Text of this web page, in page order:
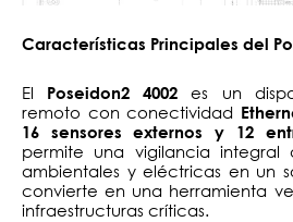
Características Principales del
El Poseidon2 4002 es un
remoto con conectividad
16 sensores externos y 12
permite una vigilancia integral
ambientales y eléctricas en un
convierte en una herramienta
infraestructuras críticas.